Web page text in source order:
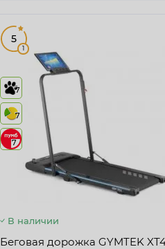
5
1
7
7
7
В наличии
Беговая дорожка GYMTEK